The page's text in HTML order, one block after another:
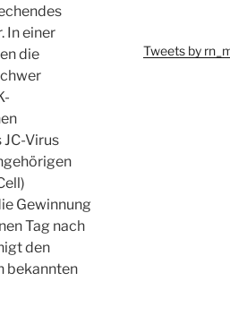
In einer
die
Virus
Gewinnung
Tag nach
den
bekannten
Tweets by